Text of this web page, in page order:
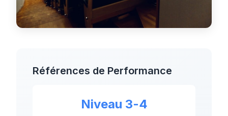
Références de Performance
Niveau 3-4